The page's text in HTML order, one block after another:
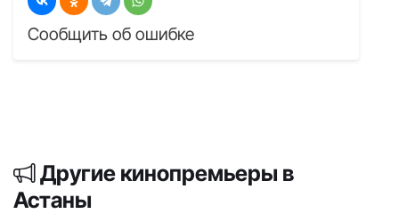
Сообщить об ошибке
Другие кинопремьеры в
Астаны